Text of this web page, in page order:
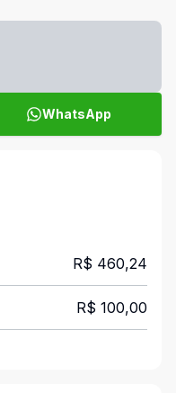
WhatsApp
R$ 460,24
R$ 100,00